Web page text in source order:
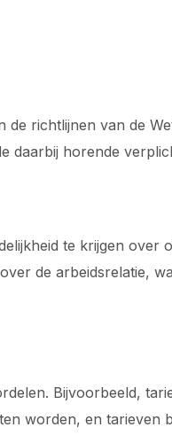
richtlijnen van de
daarbij horende
te krijgen
de arbeidsrelatie,
Bijvoorbeeld,
worden, en